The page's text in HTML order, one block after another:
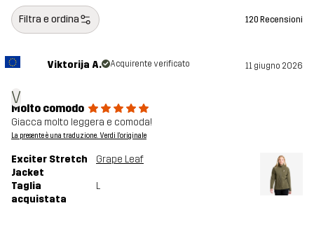
Filtra e ordina 120 Recensioni
V
Viktorija A. Acquirente verificato 11 giugno 2026
Molto comodo
Giacca molto leggera e comoda!
La presente è una traduzione. Verdi l'originale
Exciter Stretch
Jacket
Grape Leaf
Taglia
acquistata
L